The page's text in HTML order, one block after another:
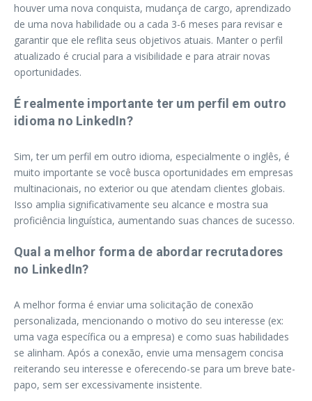
houver uma nova conquista, mudança de cargo, aprendizado
de uma nova habilidade ou a cada 3-6 meses para revisar e
garantir que ele reflita seus objetivos atuais. Manter o perfil
atualizado é crucial para a visibilidade e para atrair novas
oportunidades.
É realmente importante ter um perfil em outro
idioma no LinkedIn?
Sim, ter um perfil em outro idioma, especialmente o inglês, é
muito importante se você busca oportunidades em empresas
multinacionais, no exterior ou que atendam clientes globais.
Isso amplia significativamente seu alcance e mostra sua
proficiência linguística, aumentando suas chances de sucesso.
Qual a melhor forma de abordar recrutadores
no LinkedIn?
A melhor forma é enviar uma solicitação de conexão
personalizada, mencionando o motivo do seu interesse (ex:
uma vaga específica ou a empresa) e como suas habilidades
se alinham. Após a conexão, envie uma mensagem concisa
reiterando seu interesse e oferecendo-se para um breve bate-
papo, sem ser excessivamente insistente.